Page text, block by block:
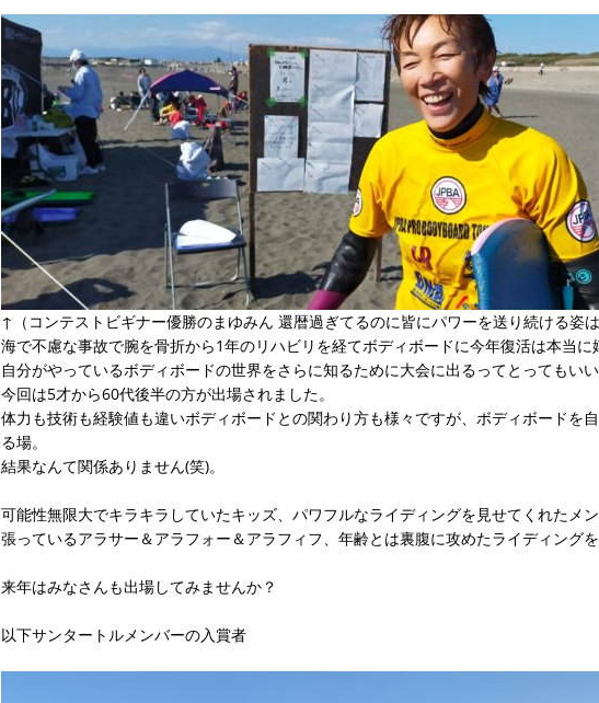
↑（コンテストビギナー優勝のまゆみん 還暦過ぎてるのに皆にパワーを送り続ける姿は
海で不慮な事故で腕を骨折から1年のリハビリを経てボディボードに今年復活は本当に
自分がやっているボディボードの世界をさらに知るために大会に出るってとってもいい
今回は5才から60代後半の方が出場されました。
体力も技術も経験値も違いボディボードとの関わり方も様々ですが、ボディボードを
る場。
結果なんて関係ありません(笑)。
可能性無限大でキラキラしていたキッズ、パワフルなライディングを見せてくれたメ
張っているアラサー＆アラフォー＆アラフィフ、年齢とは裏腹に攻めたライディングを
来年はみなさんも出場してみませんか？
以下サンタートルメンバーの入賞者